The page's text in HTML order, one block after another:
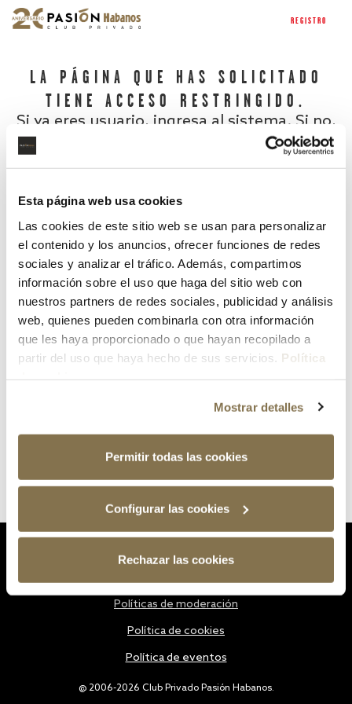
Esta página web usa cookies
Las cookies de este sitio web se usan para personalizar
el contenido y los anuncios, ofrecer funciones de redes
sociales y analizar el tráfico. Además, compartimos
información sobre el uso que haga del sitio web con
nuestros partners de redes sociales, publicidad y análisis
web, quienes pueden combinarla con otra información
que les haya proporcionado o que hayan recopilado a
partir del uso que haya hecho de sus servicios. Política
Mostrar detalles
Permitir todas las cookies
Configurar las cookies
Rechazar las cookies
REGISTRO
LA PÁGINA QUE HAS SOLICITADO
TIENE ACCESO RESTRINGIDO.
Si ya eres usuario, ingresa al sistema. Si no,
¿Has olvidado tu contraseña?
@ 2006-2026 Club Privado Pasión Habanos.
Políticas de moderación
Política de cookies
Política de eventos